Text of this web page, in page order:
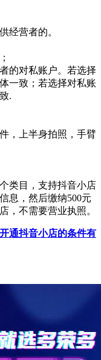
经营者的。
的对私账户。若选择
一致；若选择对私账
.
，上半身拍照，手臂
类目，支持抖音小店
息，然后缴纳500元
，不需要营业执照。
通抖音小店的条件有